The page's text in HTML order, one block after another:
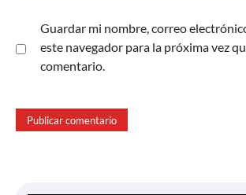
Guardar mi nombre, correo
este navegador para la próxima vez
comentario.